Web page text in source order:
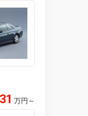
万円 ～